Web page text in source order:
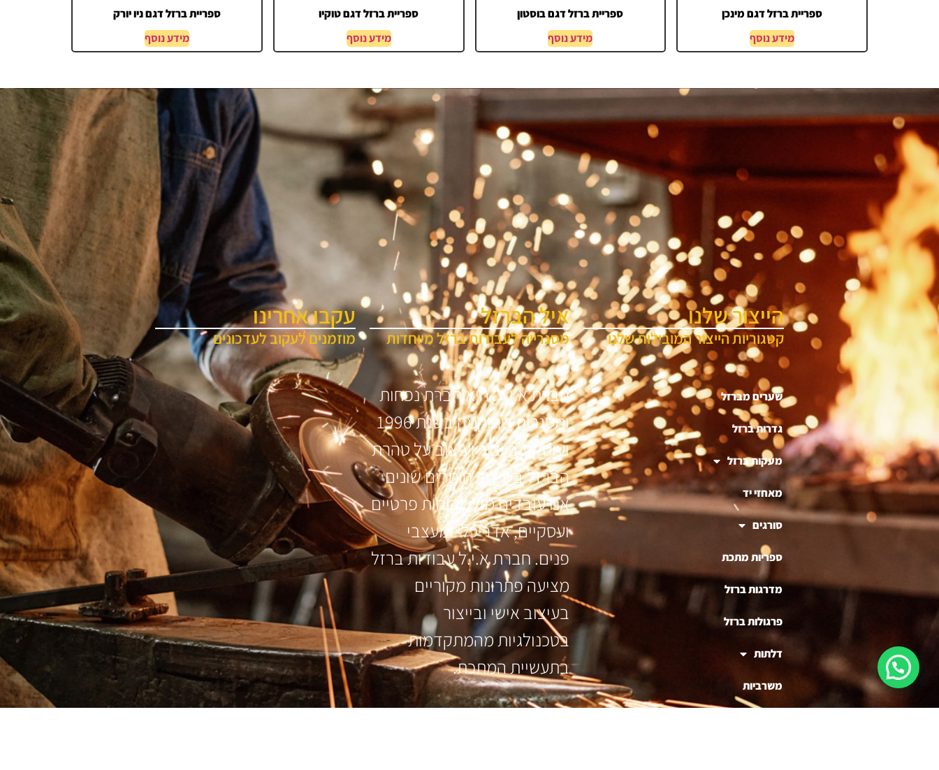
ספריית ברזל דגם מינכן
מידע נוסף
ספריית ברזל דגם בוסטון
מידע נוסף
ספריית ברזל דגם טוקיו
מידע נוסף
ספריית ברזל דגם ניו יורק
מידע נוסף
הייצור שלנו
קטגוריות הייצור המובילות שלנו
שערים מברזל
גדרות ברזל
מעקות ברזל
מאחזי יד
סורגים
ספריות מתכת
מדרגות ברזל
פרגולות ברזל
דלתות
משרביות
איל הברזל
מסגרייה לעבודות ברזל מיוחדות
חברת א.י.ל. היא חברת נפחות
ומסגרות שהוקמה בשנת 1996
ועוסקת בייצור ועיצוב על טהרת
הברזל בשילוב חומרים שונים
אנו עובדים מול לקוחות פרטיים
ועסקיים, אדריכלי ומעצבי
פנים. חברת א.י.ל עבודות ברזל
מציעה פתרונות מקוריים
בעיצוב אישי ובייצור
בטכנולגיות מהמתקדמות
בתעשיית המתכת.
עקבו אחרינו
מוזמנים לעקוב לעדכונים